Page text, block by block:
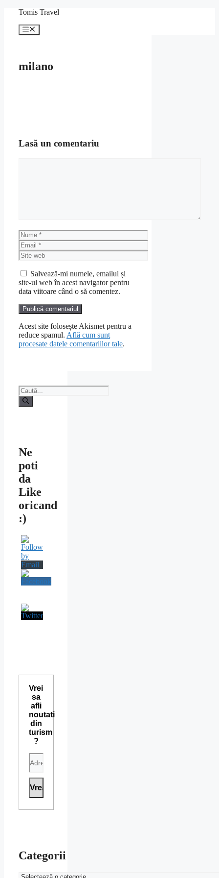
conținut
Tomis Travel
Meniu
milano
Lasă un comentariu
Nume
Email
Site
web
Salvează-mi numele, emailul și
site-ul web în acest navigator pentru
data viitoare când o să comentez.
Acest site folosește Akismet pentru a
reduce spamul. Află cum sunt
procesate datele comentariilor tale.
Caută
după:
Ne
poti
da
Like
oricand
:)
Vrei
sa
afli
noutati
din
turism
?
Categorii
Categorii